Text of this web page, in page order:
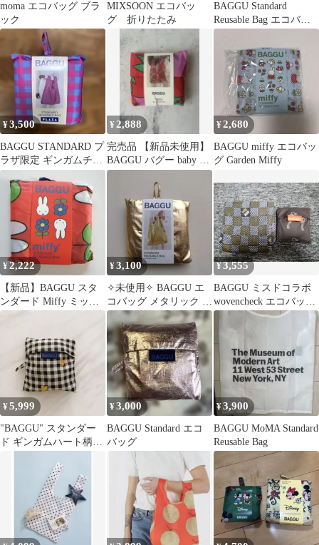
moma エコバッグ ブラ
ック
MIXSOON エコバッ
グ 折りたたみ
BAGGU Standard
Reusable Bag エコバッ
グ
¥3,500
BAGGU STANDARD プ
ラザ限定 ギンガムチェ
ック ピンク
¥2,888
完売品 【新品未使用】
BAGGU バグー baby ト
マト ハート
¥2,680
BAGGU miffy エコバッ
グ Garden Miffy
¥2,222
【新品】BAGGU スタ
ンダード Miffy ミッフ
ィー エコバッグ
¥3,100
✧未使用✧ BAGGU エ
コバッグ メタリック ゴ
ールド〈日本限定色〉
¥3,555
BAGGU ミスドコラボ
wovencheck エコバッグ
2点セット バラ売り可
¥5,999
"BAGGU" スタンダー
ド ギンガムハート柄
¥3,000
BAGGU Standard エコ
バッグ
¥3,900
BAGGU MoMA Standard
Reusable Bag